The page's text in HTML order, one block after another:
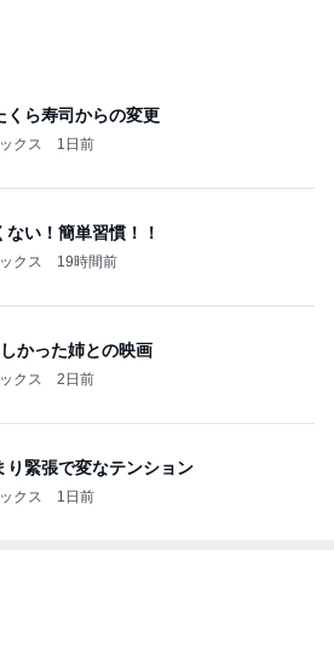
くら寿司からの変更
クス 1日前
ない！簡単習慣！！
クス 19時間前
かった姉との映画
クス 2日前
り緊張で変なテンション
クス 1日前